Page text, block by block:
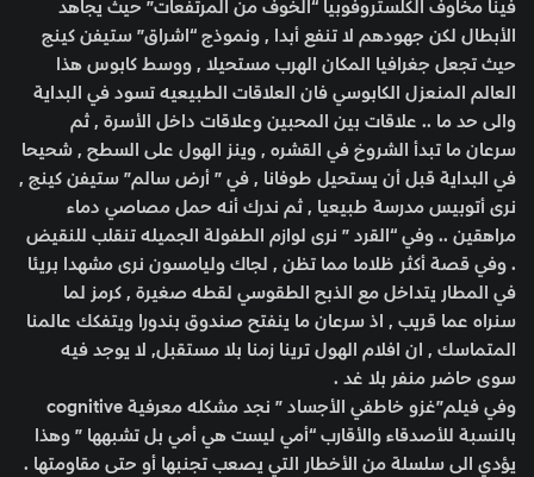
فينا مخاوف الكلستروفوبيا “الخوف من المرتفعات” حيث يجاهد
الأبطال لكن جهودهم لا تنفع أبدا , ونموذج “اشراق” ستيفن كينج
حيث تجعل جغرافيا المكان الهرب مستحيلا , ووسط كابوس هذا
العالم المنعزل الكابوسي فان العلاقات الطبيعيه تسود في البداية
والى حد ما .. علاقات بين المحبين وعلاقات داخل الأسرة , ثم
سرعان ما تبدأ الشروخ في القشره , وينز الهول على السطح , شحيحا
في البداية قبل أن يستحيل طوفانا , في ” أرض سالم” ستيفن كينج ,
نرى أتوبيس مدرسة طبيعيا , ثم ندرك أنه حمل مصاصي دماء
مراهقين .. وفي “القرد ” نرى لوازم الطفولة الجميله تنقلب للنقيض
. وفي قصة أكثر ظلاما مما تظن , لجاك وليامسون نرى مشهدا بريئا
في المطار يتداخل مع الذبح الطقوسي لقطه صغيرة , كرمز لما
سنراه عما قريب , اذ سرعان ما ينفتح صندوق بندورا ويتفكك عالمنا
المتماسك , ان افلام الهول ترينا زمنا بلا مستقبل, لا يوجد فيه
سوى حاضر منفر بلا غد .
وفي فيلم”غزو خاطفي الأجساد ” نجد مشكله معرفية cognitive
بالنسبة للأصدقاء والأقارب “أمي ليست هي أمي بل تشبهها ” وهذا
يؤدي الى سلسلة من الأخطار التي يصعب تجنبها أو حتى مقاومتها .